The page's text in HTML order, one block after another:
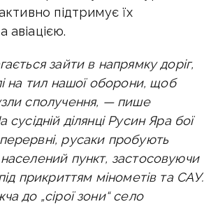
підтримує їх
авіацією.
зайти в напрямку доріг,
на тил нашої оборони, щоб
сполучення, — пише
ділянці Русин Яра бої
русаки пробують
пункт, застосовуючи
прикриттям мінометів та САУ.
до „сірої зони“ село